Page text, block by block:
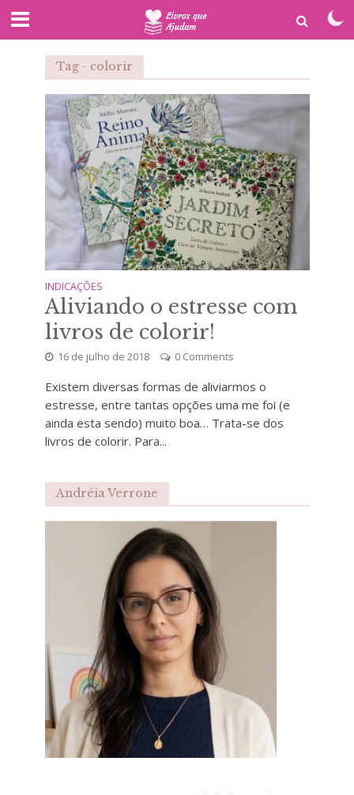
Tag - colorir
INDICAÇÕES
Aliviando o estresse com
livros de colorir!
16 de julho de 2018 0 Comments
Existem diversas formas de aliviarmos o
estresse, entre tantas opções uma me foi (e
ainda esta sendo) muito boa… Trata-se dos
livros de colorir. Para...
Andréia Verrone